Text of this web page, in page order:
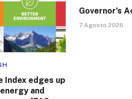
Index edges up
and
Governor’s
7 Agosto 2026